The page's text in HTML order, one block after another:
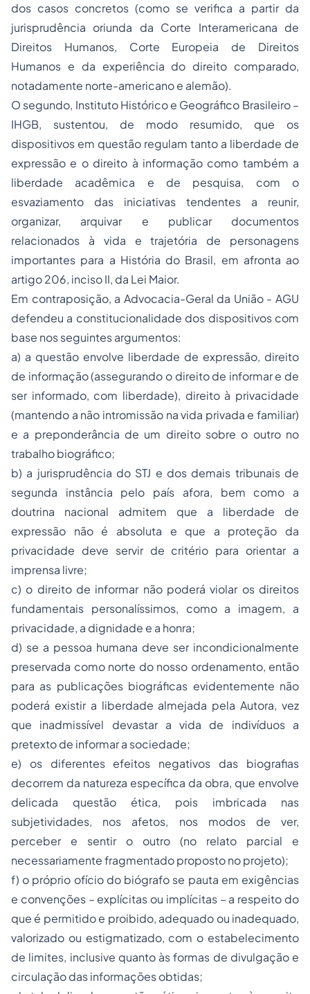
dos casos concretos (como se verifica a partir da
jurisprudência oriunda da Corte Interamericana de
Direitos Humanos, Corte Europeia de Direitos
Humanos e da experiência do direito comparado,
notadamente norte-americano e alemão).
O segundo, Instituto Histórico e Geográfico Brasileiro –
IHGB, sustentou, de modo resumido, que os
dispositivos em questão regulam tanto a liberdade de
expressão e o direito à informação como também a
liberdade acadêmica e de pesquisa, com o
esvaziamento das iniciativas tendentes a reunir,
organizar, arquivar e publicar documentos
relacionados à vida e trajetória de personagens
importantes para a História do Brasil, em afronta ao
artigo 206, inciso II, da Lei Maior.
Em contraposição, a Advocacia-Geral da União - AGU
defendeu a constitucionalidade dos dispositivos com
base nos seguintes argumentos:
a) a questão envolve liberdade de expressão, direito
de informação (assegurando o direito de informar e de
ser informado, com liberdade), direito à privacidade
(mantendo a não intromissão na vida privada e familiar)
e a preponderância de um direito sobre o outro no
trabalho biográfico;
b) a jurisprudência do STJ e dos demais tribunais de
segunda instância pelo país afora, bem como a
doutrina nacional admitem que a liberdade de
expressão não é absoluta e que a proteção da
privacidade deve servir de critério para orientar a
imprensa livre;
c) o direito de informar não poderá violar os direitos
fundamentais personalíssimos, como a imagem, a
privacidade, a dignidade e a honra;
d) se a pessoa humana deve ser incondicionalmente
preservada como norte do nosso ordenamento, então
para as publicações biográficas evidentemente não
poderá existir a liberdade almejada pela Autora, vez
que inadmissível devastar a vida de indivíduos a
pretexto de informar a sociedade;
e) os diferentes efeitos negativos das biografias
decorrem da natureza específica da obra, que envolve
delicada questão ética, pois imbricada nas
subjetividades, nos afetos, nos modos de ver,
perceber e sentir o outro (no relato parcial e
necessariamente fragmentado proposto no projeto);
f) o próprio ofício do biógrafo se pauta em exigências
e convenções – explícitas ou implícitas – a respeito do
que é permitido e proibido, adequado ou inadequado,
valorizado ou estigmatizado, com o estabelecimento
de limites, inclusive quanto às formas de divulgação e
circulação das informações obtidas;